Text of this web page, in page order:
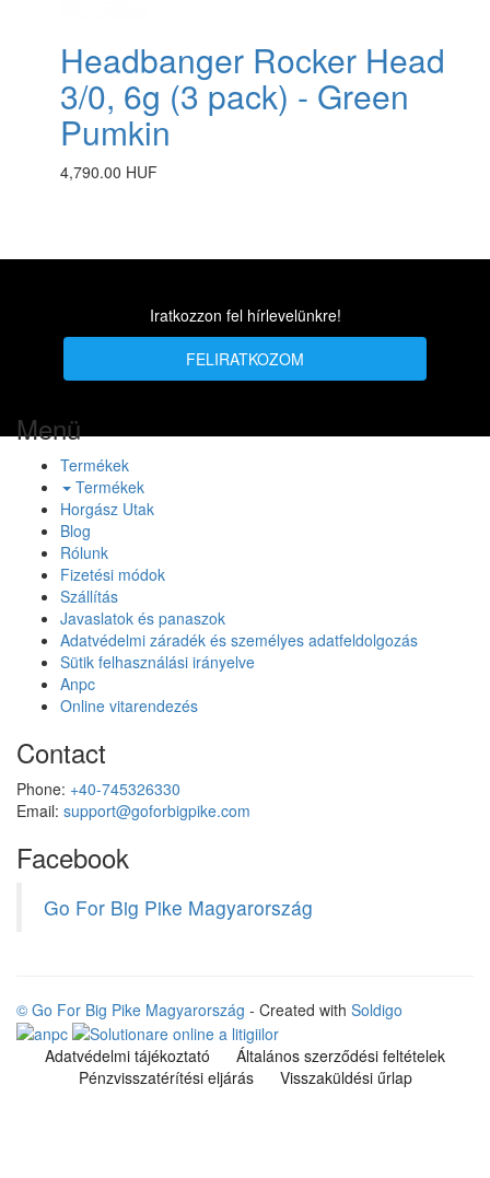
Headbanger Rocker Head
3/0, 6g (3 pack) - Green
Pumkin
4,790.00 HUF
Iratkozzon fel hírlevelünkre!
FELIRATKOZOM
Menü
Termékek
Termékek
Horgász Utak
Blog
Rólunk
Fizetési módok
Szállítás
Javaslatok és panaszok
Adatvédelmi záradék és személyes adatfeldolgozás
Sütik felhasználási irányelve
Anpc
Online vitarendezés
Contact
Phone: +40-745326330
Email: support@goforbigpike.com
Facebook
Go For Big Pike Magyarország
© Go For Big Pike Magyarország - Created with Soldigo
Adatvédelmi tájékoztató
Általános szerződési feltételek
Pénzvisszatérítési eljárás
Visszaküldési űrlap